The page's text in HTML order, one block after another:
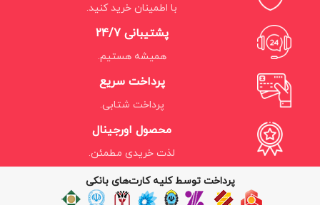
با اطمینان خرید کنید.
پشتیبانی 24/7
همیشه هستیم.
پرداخت سریع
پرداخت شتابی.
محصول اورجینال
لذت خریدی مطمئن.
پرداخت توسط کلیه کارت‌های بانکی